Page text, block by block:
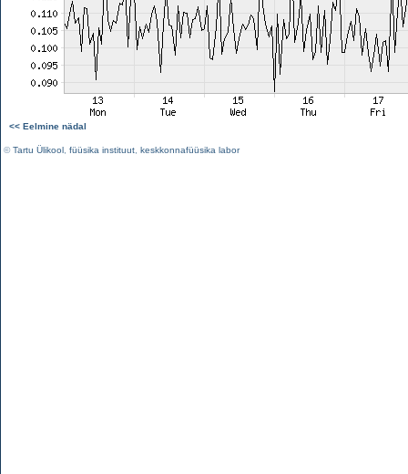
<< Eelmine nädal
©Tartu Ülikool füüsika instituut keskkonnafüüsika labor